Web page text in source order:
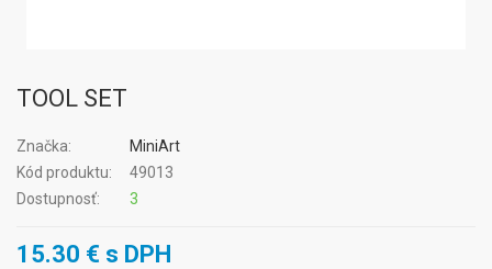
TOOL SET
Značka:
MiniArt
Kód produktu:
49013
Dostupnosť:
3
15.30 € s DPH